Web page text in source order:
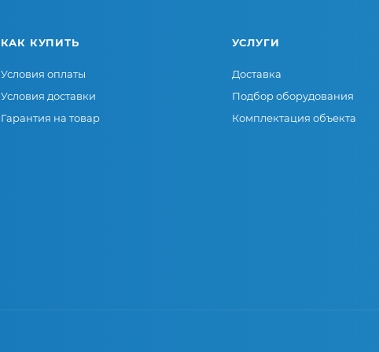
КАК КУПИТЬ
Условия оплаты
Условия доставки
Гарантия на товар
УСЛУГИ
Доставка
Подбор оборудования
Комплектация объекта